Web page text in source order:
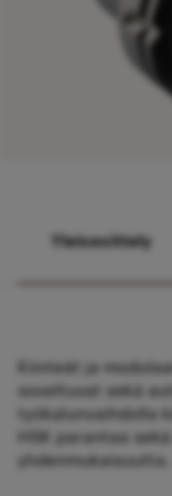
Yleisesittely
Kiinteät ja
soveltuvat sekä
työkalunvaihdolla
HSK parantaa
yhdenmukaisuutta.